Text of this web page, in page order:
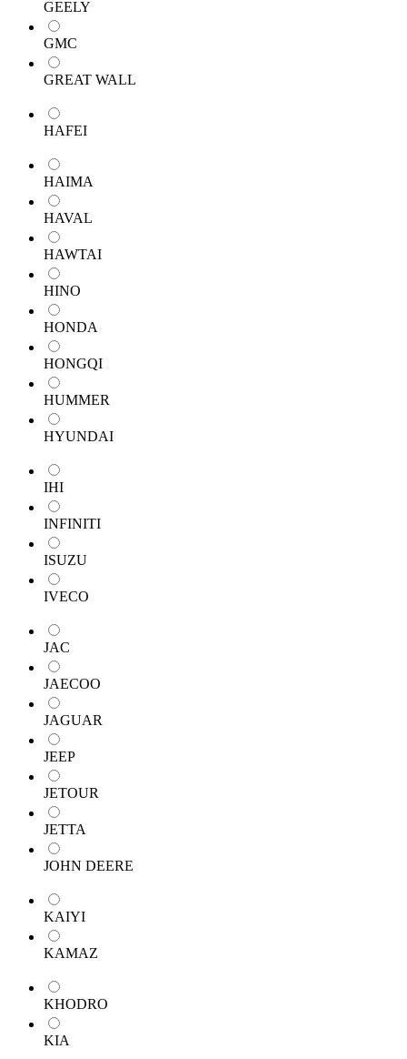
GEELY
GMC
GREAT WALL
HAFEI
HAIMA
HAVAL
HAWTAI
HINO
HONDA
HONGQI
HUMMER
HYUNDAI
IHI
INFINITI
ISUZU
IVECO
JAC
JAECOO
JAGUAR
JEEP
JETOUR
JETTA
JOHN DEERE
KAIYI
KAMAZ
KHODRO
KIA